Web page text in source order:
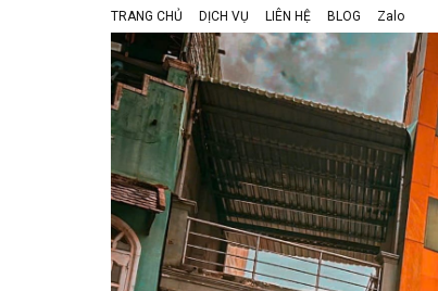
TRANG CHỦ DỊCH VỤ LIÊN HỆ BLOG Zalo